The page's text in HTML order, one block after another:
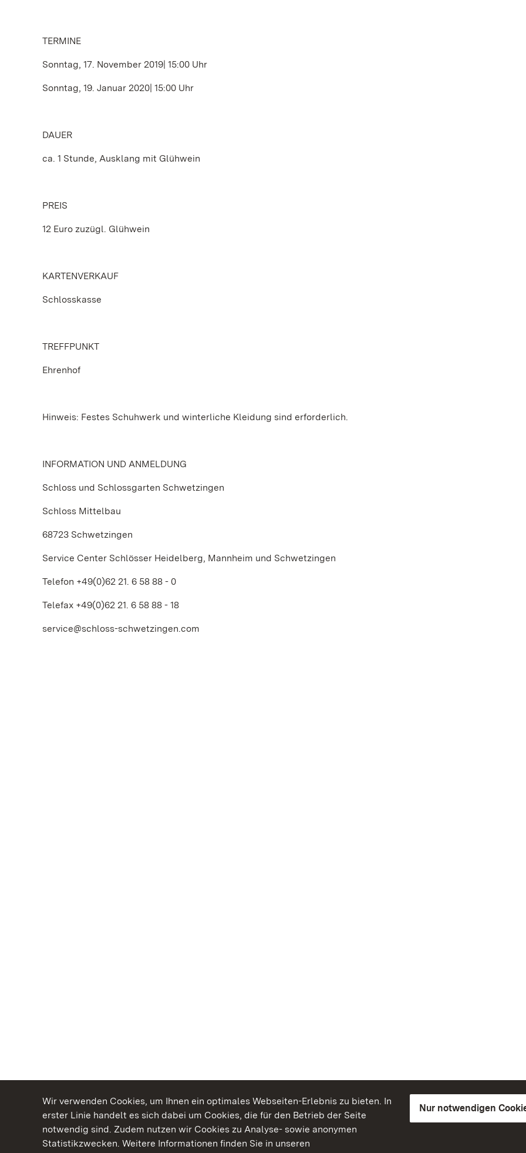
Wir verwenden Cookies, um Ihnen ein optimales Webseiten-Erlebnis zu bieten. In
erster Linie handelt es sich dabei um Cookies, die für den Betrieb der Seite
notwendig sind. Zudem nutzen wir Cookies zu Analyse- sowie anonymen
Statistikzwecken. Weitere Informationen finden Sie in unseren
Nur notwendigen
TERMINE
Sonntag, 17. November 2019| 15:00 Uhr
Sonntag, 19. Januar 2020| 15:00 Uhr
DAUER
ca. 1 Stunde, Ausklang mit Glühwein
PREIS
12 Euro zuzügl. Glühwein
KARTENVERKAUF
Schlosskasse
TREFFPUNKT
Ehrenhof
Hinweis: Festes Schuhwerk und winterliche Kleidung sind erforderlich.
INFORMATION UND ANMELDUNG
Schloss und Schlossgarten Schwetzingen
Schloss Mittelbau
68723 Schwetzingen
Service Center Schlösser Heidelberg, Mannheim und Schwetzingen
Telefon +49(0)62 21. 6 58 88 - 0
Telefax +49(0)62 21. 6 58 88 - 18
service@schloss-schwetzingen.com